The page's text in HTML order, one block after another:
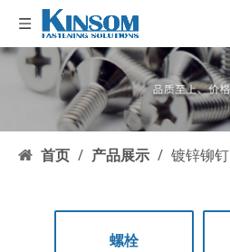
首页 / 产品展示 / 镀锌铆钉
螺栓